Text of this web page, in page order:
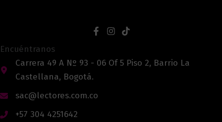
Encuéntranos
Carrera 49 A Nº 93 - 06 Of 5 Piso 2, Barrio La
Castellana, Bogotá.
sac@lectores.com.co
+57 304 4251642